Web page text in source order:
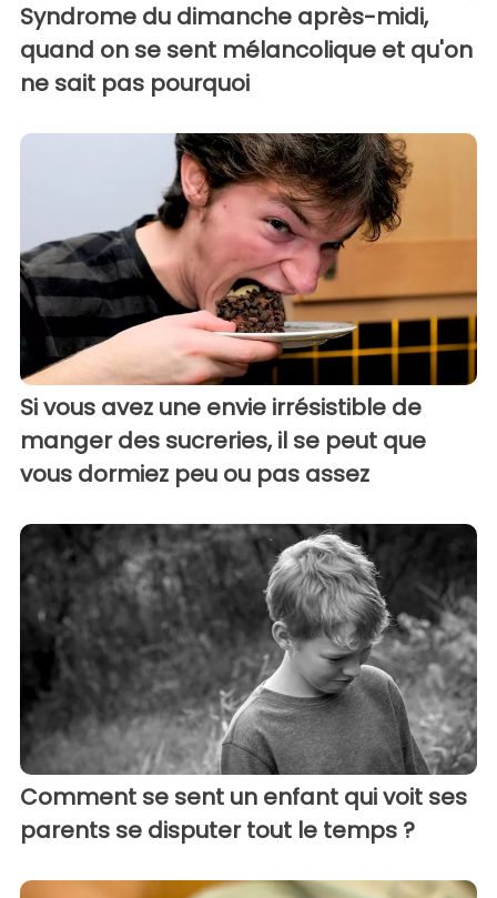
Syndrome du dimanche après-midi,
quand on se sent mélancolique et qu'on
ne sait pas pourquoi
Si vous avez une envie irrésistible de
manger des sucreries, il se peut que
vous dormiez peu ou pas assez
Comment se sent un enfant qui voit ses
parents se disputer tout le temps ?